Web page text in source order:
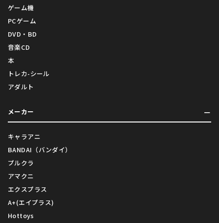
ゲーム機
PCゲーム
DVD・BD
音楽CD
本
トレカ-シール
アダルト
メーカー
キャラアニ
BANDAI（バンダイ）
プルクラ
アマクニ
エクスプラス
A+(エイプラス)
Hottoys